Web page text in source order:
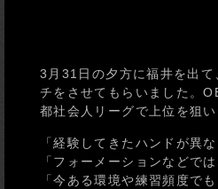
3月31日の夕方に福井を出
チをさせてもらいました。
都社会人リーグで上位を狙
「経験してきたハンドが異
「フォーメーションなどで
「今ある環境や練習頻度で